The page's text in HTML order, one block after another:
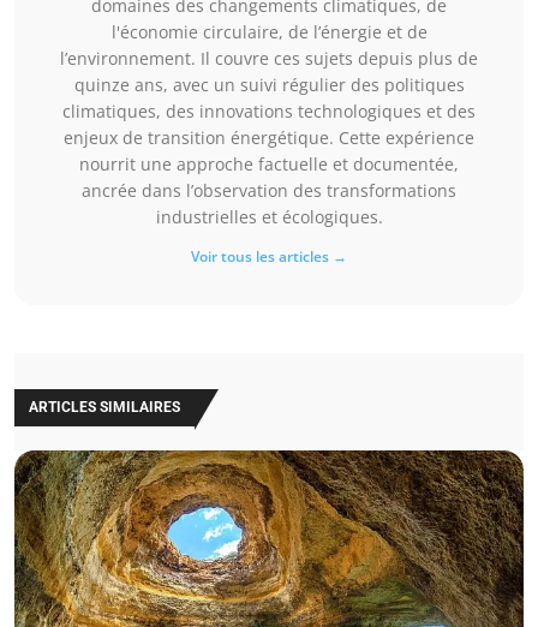
domaines des changements climatiques, de
l'économie circulaire, de l’énergie et de
l’environnement. Il couvre ces sujets depuis plus de
quinze ans, avec un suivi régulier des politiques
climatiques, des innovations technologiques et des
enjeux de transition énergétique. Cette expérience
nourrit une approche factuelle et documentée,
ancrée dans l’observation des transformations
industrielles et écologiques.
Voir tous les articles →
ARTICLES SIMILAIRES